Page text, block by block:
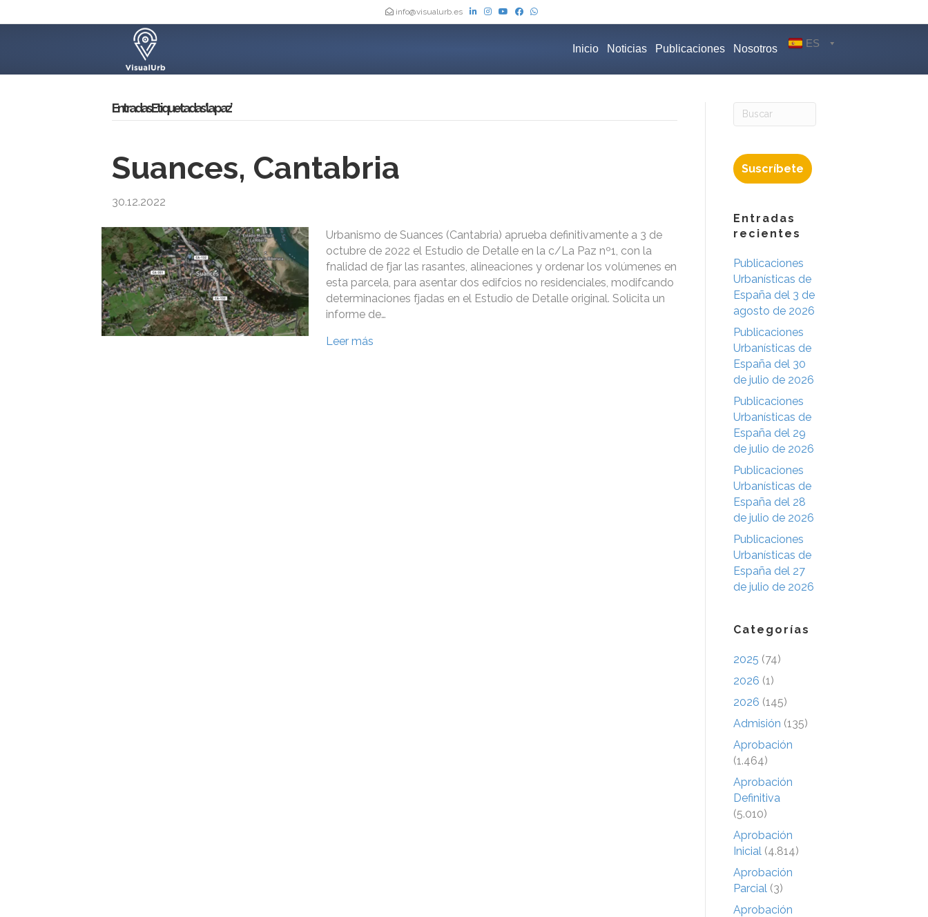
info@visualurb.es
Inicio Noticias Publicaciones Nosotros ES
Entradas Etiquetadas ‘la paz’
Suances, Cantabria
30.12.2022
Urbanismo de Suances (Cantabria) aprueba definitivamente a 3 de
octubre de 2022 el Estudio de Detalle en la c/La Paz nº1, con la
fnalidad de fjar las rasantes, alineaciones y ordenar los volúmenes en
esta parcela, para asentar dos edifcios no residenciales, modifcando
determinaciones fjadas en el Estudio de Detalle original. Solicita un
informe de…
Leer más
Suscríbete
Entradas
recientes
Publicaciones
Urbanísticas de
España del 3 de
agosto de 2026
Publicaciones
Urbanísticas de
España del 30
de julio de 2026
Publicaciones
Urbanísticas de
España del 29
de julio de 2026
Publicaciones
Urbanísticas de
España del 28
de julio de 2026
Publicaciones
Urbanísticas de
España del 27
de julio de 2026
Categorías
2025 (74)
2026 (1)
2026 (145)
Admisión (135)
Aprobación
(1.464)
Aprobación
Definitiva
(5.010)
Aprobación
Inicial (4.814)
Aprobación
Parcial (3)
Aprobación